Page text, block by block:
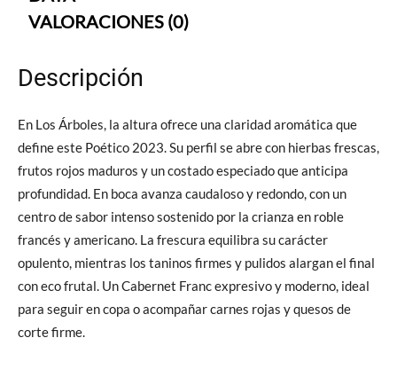
VALORACIONES (0)
Descripción
En Los Árboles, la altura ofrece una claridad aromática que
define este Poético 2023. Su perfil se abre con hierbas frescas,
frutos rojos maduros y un costado especiado que anticipa
profundidad. En boca avanza caudaloso y redondo, con un
centro de sabor intenso sostenido por la crianza en roble
francés y americano. La frescura equilibra su carácter
opulento, mientras los taninos firmes y pulidos alargan el final
con eco frutal. Un Cabernet Franc expresivo y moderno, ideal
para seguir en copa o acompañar carnes rojas y quesos de
corte firme.